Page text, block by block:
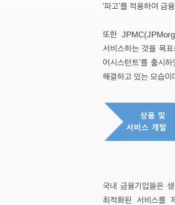
‘파고’를 적용하여 금
또한
서비스하는 것을 목
어시스턴트’를 출시
해결하고 있는 모습이
국내 금융기업들은
최적화된 서비스를